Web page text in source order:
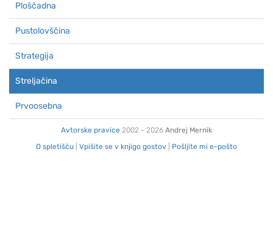
Ploščadna
Pustolovščina
Strategija
Streljačina
Prvoosebna
Avtorske pravice 2002 - 2026 Andrej Mernik
O spletišču
Vpišite se v knjigo gostov Pošljite mi e-pošto